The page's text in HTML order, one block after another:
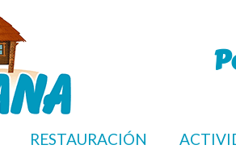
RESTAURACIÓN